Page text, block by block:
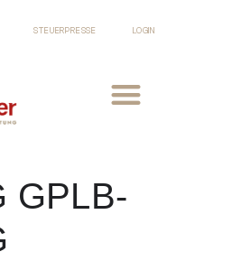
STEUERPRESSE LOGIN
GPLB-